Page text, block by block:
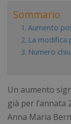
Sommario
Aumento
La modifica
Numero
Un aumento
già per l’annata
Anna Maria